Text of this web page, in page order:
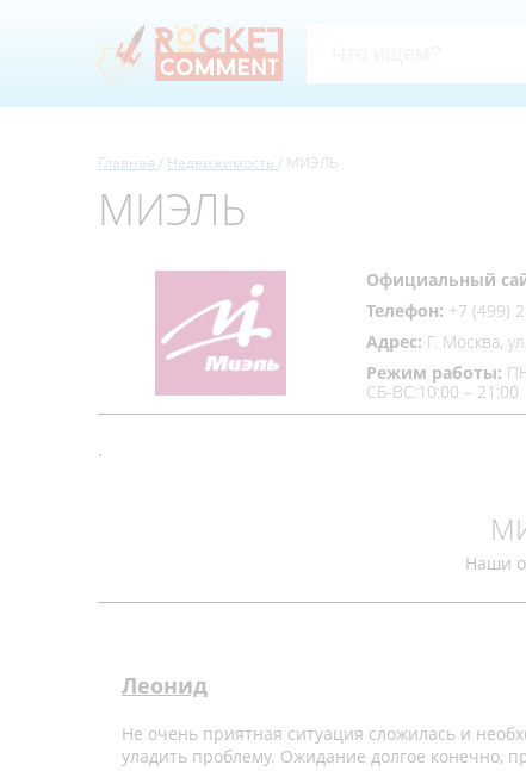
Главная Недвижимость МИЭЛЬ
МИЭЛЬ
Официальный
Телефон: +7 (499)
Адрес: Г. Москва,
Режим работы:
СБ-ВС:10:00 – 21:00
.
Наши
Леонид
Не очень приятная ситуация сложилась и
уладить проблему. Ожидание долгое конечно,